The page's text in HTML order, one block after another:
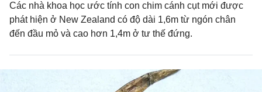
Các nhà khoa học ước tính con chim cánh cụt mới được
phát hiện ở New Zealand có độ dài 1,6m từ ngón chân
đến đầu mỏ và cao hơn 1,4m ở tư thế đứng.